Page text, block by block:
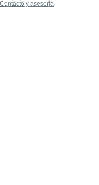
Contacto y asesoría